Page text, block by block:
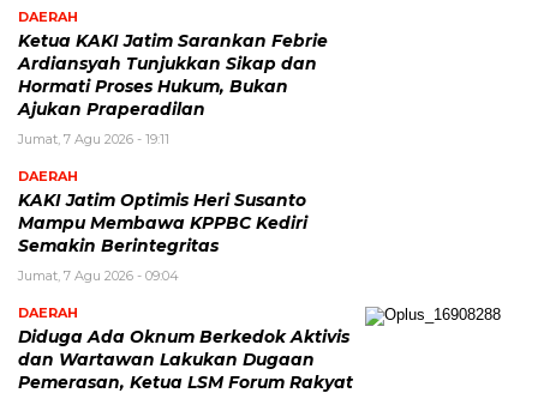
DAERAH
Ketua KAKI Jatim Sarankan Febrie
Ardiansyah Tunjukkan Sikap dan
Hormati Proses Hukum, Bukan
Ajukan Praperadilan
Jumat, 7 Agu 2026 - 19:11
DAERAH
KAKI Jatim Optimis Heri Susanto
Mampu Membawa KPPBC Kediri
Semakin Berintegritas
Jumat, 7 Agu 2026 - 09:04
DAERAH
Diduga Ada Oknum Berkedok Aktivis
dan Wartawan Lakukan Dugaan
Pemerasan, Ketua LSM Forum Rakyat